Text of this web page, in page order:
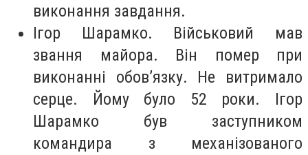
виконання завдання.
Ігор Шарамко. Військовий мав
звання майора. Він помер при
виконанні обов’язку. Не витримало
серце. Йому було 52 роки. Ігор
Шарамко був заступником
командира з механізованого